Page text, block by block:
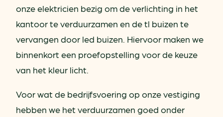
onze elektricien bezig om de verlichting in het
kantoor te verduurzamen en de tl buizen te
vervangen door led buizen. Hiervoor maken we
binnenkort een proefopstelling voor de keuze
van het kleur licht.
Voor wat de bedrijfsvoering op onze vestiging
hebben we het verduurzamen goed onder